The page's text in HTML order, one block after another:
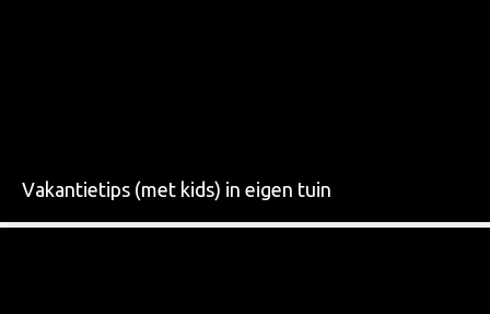
Vakantietips (met kids) in eigen tuin